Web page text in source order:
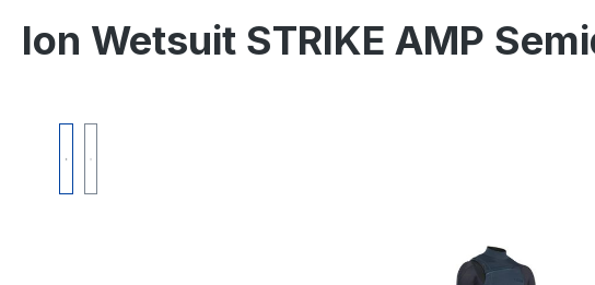
Ion Wetsuit STRIKE AMP